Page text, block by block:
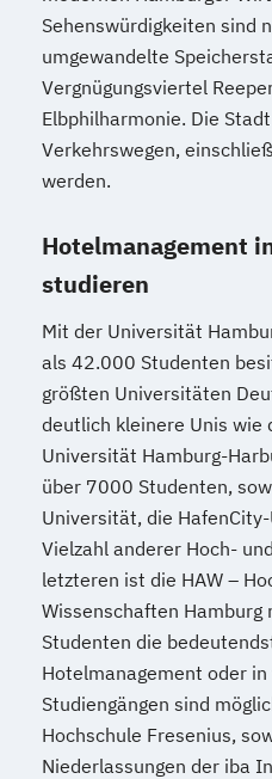
Sehenswürdigkeiten sind
umgewandelte
Vergnügungsviertel
Elbphilharmonie. Die
Verkehrswegen,
werden.
Hotelmanagement
studieren
Mit der Universität
als 42.000 Studenten
größten Universitäten
deutlich kleinere Unis wie
Universität Hamburg-
über 7000 Studenten,
Universität, die
Vielzahl anderer Hoch-
letzteren ist die HAW –
Wissenschaften
Studenten die
Hotelmanagement oder
Studiengängen sind
Hochschule Fresenius,
Niederlassungen der iba